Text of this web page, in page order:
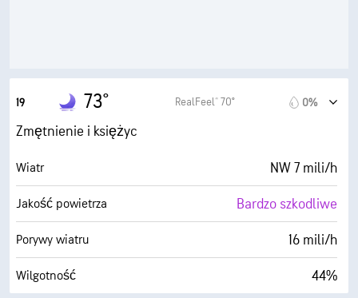
19 73° RealFeel® 70° 0%
Zmętnienie i księżyc
Wiatr NW 7 mili/h
Jakość powietrza Bardzo szkodliwe
Porywy wiatru 16 mili/h
Wilgotność 44%